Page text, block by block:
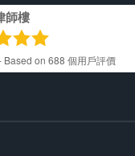
師樓
Based on 688 個用戶評價